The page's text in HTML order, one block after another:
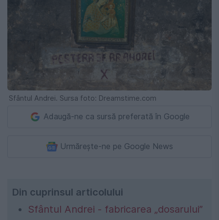
Sfântul Andrei. Sursa foto: Dreamstime.com
Adaugă-ne ca sursă preferată în Google
Urmărește-ne pe Google News
Din cuprinsul articolului
Sfântul Andrei - fabricarea „dosarului”